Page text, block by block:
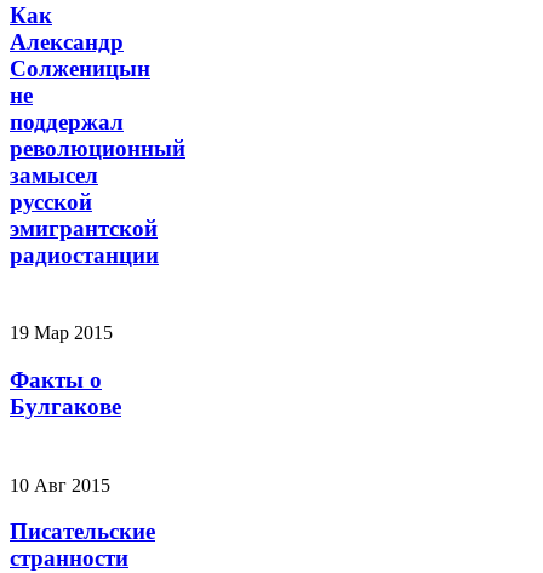
Как
Александр
Солженицын
не
поддержал
революционный
замысел
русской
эмигрантской
радиостанции
19 Мар 2015
Факты о
Булгакове
10 Авг 2015
Писательские
странности